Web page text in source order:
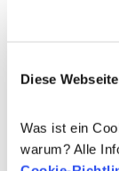
Diese
Was ist ein
warum? Alle
Stoffen, die